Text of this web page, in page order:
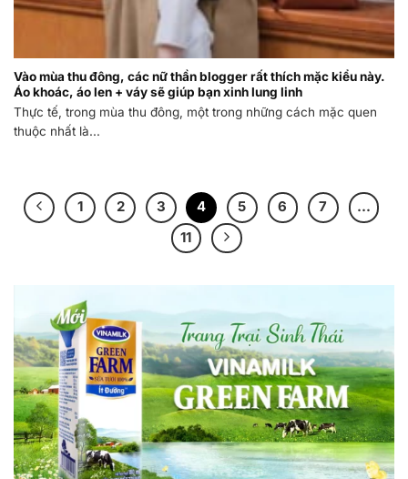
Vào mùa thu đông, các nữ thần blogger rất thích mặc kiểu này.
Áo khoác, áo len + váy sẽ giúp bạn xinh lung linh
Thực tế, trong mùa thu đông, một trong những cách mặc quen
thuộc nhất là...
1 2 3 4 5 6 7
…
11